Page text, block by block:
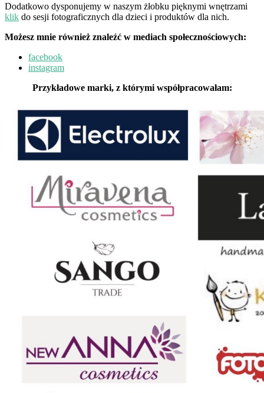
Dodatkowo dysponujemy w naszym żłobku pięknymi wnętrzami
klik do sesji fotograficznych dla dzieci i produktów dla nich.
Możesz mnie również znaleźć w mediach społecznościowych:
facebook
instagram
Przykładowe marki, z którymi współpracowałam: